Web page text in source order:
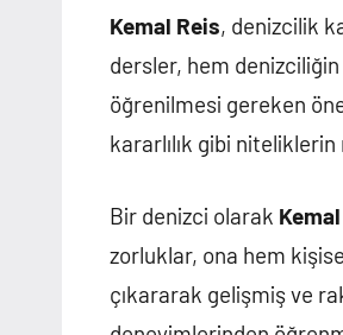
Kemal Reis, denizcilik
dersler, hem
öğrenilmesi gereken
kararlılık gibi
Bir denizci olarak
zorluklar, ona hem
çıkararak gelişmiş ve